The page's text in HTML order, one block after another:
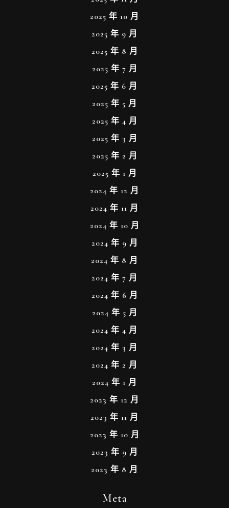
2025 年 10 月
2025 年 9 月
2025 年 8 月
2025 年 7 月
2025 年 6 月
2025 年 5 月
2025 年 4 月
2025 年 3 月
2025 年 2 月
2025 年 1 月
2024 年 12 月
2024 年 11 月
2024 年 10 月
2024 年 9 月
2024 年 8 月
2024 年 7 月
2024 年 6 月
2024 年 5 月
2024 年 4 月
2024 年 3 月
2024 年 2 月
2024 年 1 月
2023 年 12 月
2023 年 11 月
2023 年 10 月
2023 年 9 月
2023 年 8 月
Meta